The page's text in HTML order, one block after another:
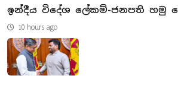
ඉන්දීය විදේශ ලේකම්-ජනපති හමු
10 hours ago